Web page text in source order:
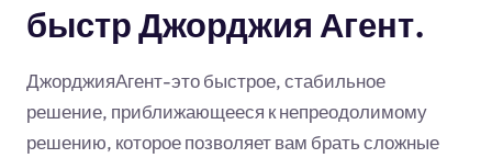
быстр Джорджия Агент.
ДжорджияАгент-это быстрое, стабильное
решение, приближающееся к непреодолимому
решению, которое позволяет вам брать сложные